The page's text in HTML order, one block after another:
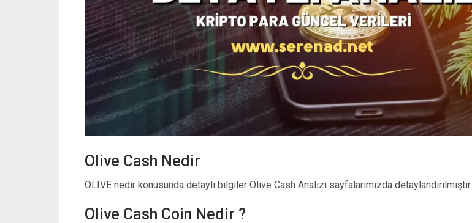
Olive Cash Nedir
OLIVE nedir konusunda detaylı bilgiler Olive Cash Analizi sayfalarımızda detaylandırılmıştır.
Olive Cash Coin Nedir ?